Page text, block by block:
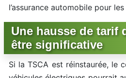
l’assurance automobile pour
Une hausse de tarif
être significative
Si la TSCA est réinstaurée, le